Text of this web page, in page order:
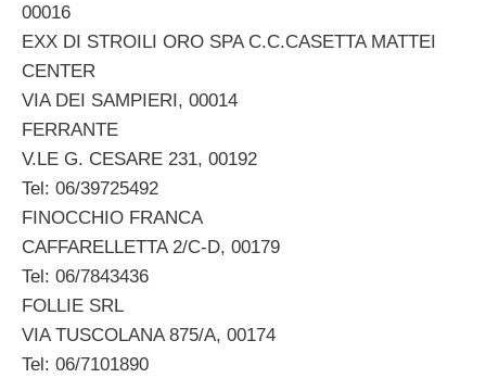
00016
EXX DI STROILI ORO SPA C.C.CASETTA MATTEI
CENTER
VIA DEI SAMPIERI, 00014
FERRANTE
V.LE G. CESARE 231, 00192
Tel: 06/39725492
FINOCCHIO FRANCA
CAFFARELLETTA 2/C-D, 00179
Tel: 06/7843436
FOLLIE SRL
VIA TUSCOLANA 875/A, 00174
Tel: 06/7101890